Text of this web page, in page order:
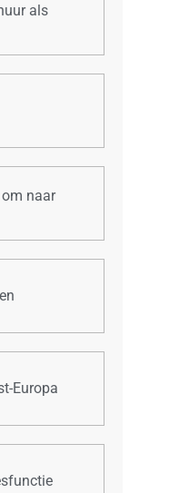
als
naar
Europa